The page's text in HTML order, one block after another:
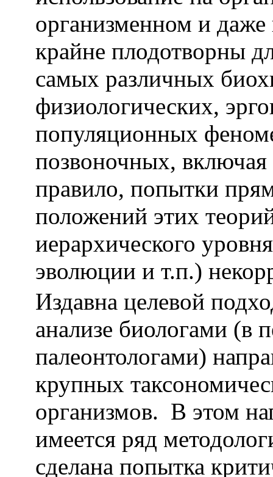
организменном и
крайне плодотворны
самых различных
физиологических,
популяционных
позвоночных, включая
правило, попытки
положений этих
иерархического
эволюции и т.п.)
Издавна целевой
анализе биологами (в
палеонтологами)
крупных
организмов. В этом
имеется ряд
сделана попытка